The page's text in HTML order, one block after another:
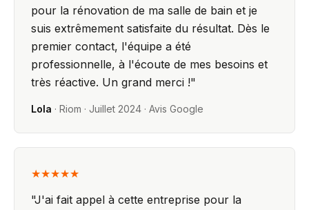
pour la rénovation de ma salle de bain et je
suis extrêmement satisfaite du résultat. Dès le
premier contact, l'équipe a été
professionnelle, à l'écoute de mes besoins et
très réactive. Un grand merci !"
Lola · Riom · Juillet 2024 · Avis Google
★★★★★
"J'ai fait appel à cette entreprise pour la